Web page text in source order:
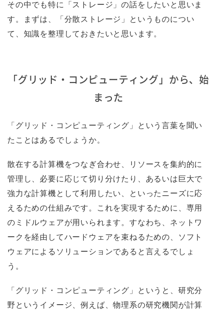
その中でも特に「ストレージ」の話をしたいと思いま
す。まずは、「分散ストレージ」というものについ
て、知識を整理しておきたいと思います。
「グリッド・コンピューティング」から、始
まった
「グリッド・コンピューティング」という言葉を聞い
たことはあるでしょうか。
散在する計算機をつなぎ合わせ、リソースを集約的に
管理し、必要に応じて切り分けたり、あるいは巨大で
強力な計算機として利用したい、といったニーズに応
えるための仕組みです。これを実現するために、専用
のミドルウェアが用いられます。すなわち、ネットワ
ークを経由してハードウェアを束ねるための、ソフト
ウェアによるソリューションであると言えるでしょ
う。
「グリッド・コンピューティング」というと、研究分
野というイメージ、例えば、物理系の研究機関が計算